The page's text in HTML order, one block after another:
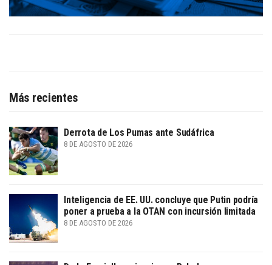
Más recientes
Derrota de Los Pumas ante Sudáfrica
8 DE AGOSTO DE 2026
Inteligencia de EE. UU. concluye que Putin podría
poner a prueba a la OTAN con incursión limitada
8 DE AGOSTO DE 2026